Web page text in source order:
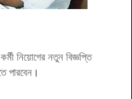
নিয়োগের নতুন বিজ্ঞপ্তি
পারবেন ।